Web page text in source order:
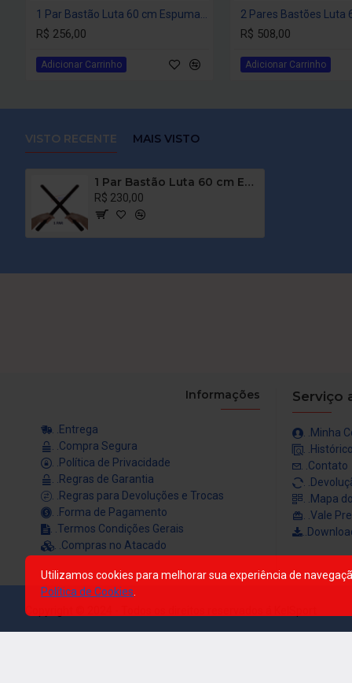
R$ 256,00
Adicionar Carrinho
R$ 508,00
Adicionar Carrinho
VISTO RECENTE MAIS VISTO
1 Par Bastão Luta 60 cm Espumado – PRETO – PVC – Tanbó
R$ 230,00
Informações
. .Entrega
. .Compra Segura
. .Política de Privacidade
. .Regras de Garantia
. .Regras para Devoluções e Trocas
. .Forma de Pagamento
. .Termos Condições Gerais
. .Compras no Atacado
Serviço
. .Minha
.
. .Contato
.
. .Mapa
. .Vale
Copyright © 2024 - Todos os direitos reservados á KelSport
Utilizamos cookies para melhorar sua experiência de
Política de Cookies